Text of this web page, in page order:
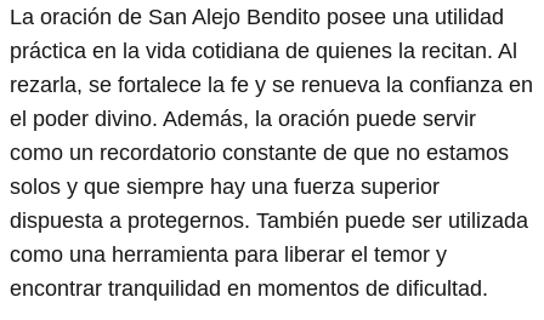
La oración de San Alejo Bendito posee una utilidad
práctica en la vida cotidiana de quienes la recitan. Al
rezarla, se fortalece la fe y se renueva la confianza en
el poder divino. Además, la oración puede servir
como un recordatorio constante de que no estamos
solos y que siempre hay una fuerza superior
dispuesta a protegernos. También puede ser utilizada
como una herramienta para liberar el temor y
encontrar tranquilidad en momentos de dificultad.